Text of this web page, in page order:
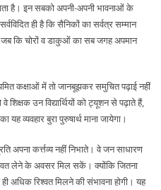
है। इन सबको अपनी-अपनी भावनाओं के
ही है कि सैनिकों का सर्वत्र सम्मान
जब कि चोरों व डाकुओं का सब जगह अपमान
कक्षाओं में तो जानबूझकर समुचित पढ़ाई नहीं
शिक्षक उन विद्यार्थियों को ट्यूशन से पढ़ाते हैं,
व्यवहार बुरा पुरुषार्थ माना जायेगा।
अपना कर्त्तव्य नहीं निभाते। वे जन साधारण
लेने के अवसर मिल सकें। क्योंकि जितना
अधिक रिश्वत मिलने की संभावना होगी। यह